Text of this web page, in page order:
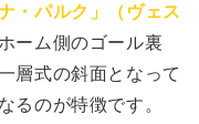
・パルク」（ヴェス
ーム側のゴール裏
層式の斜面となって
るのが特徴です。